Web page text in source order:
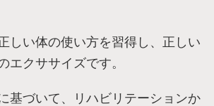
しい体の使い方を習得し、正しい
エクササイズです。
基づいて、リハビリテーションか